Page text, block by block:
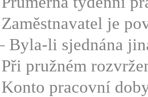
je
Byla-li sjednána
pružném
pracovní